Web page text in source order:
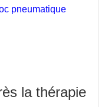
pneumatique
la thérapie